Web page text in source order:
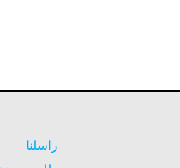
راسلنا